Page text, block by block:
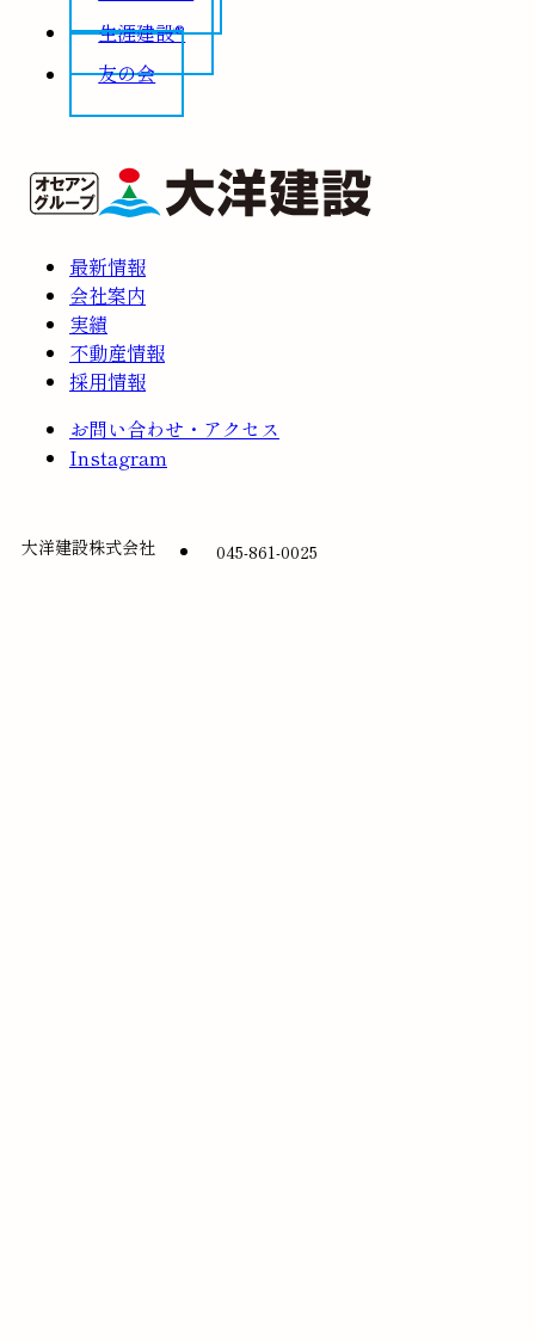
生涯建設®
友の会
最新情報
会社案内
実績
不動産情報
採用情報
お問い合わせ・アクセス
Instagram
大洋建設株式会社 045-861-0025